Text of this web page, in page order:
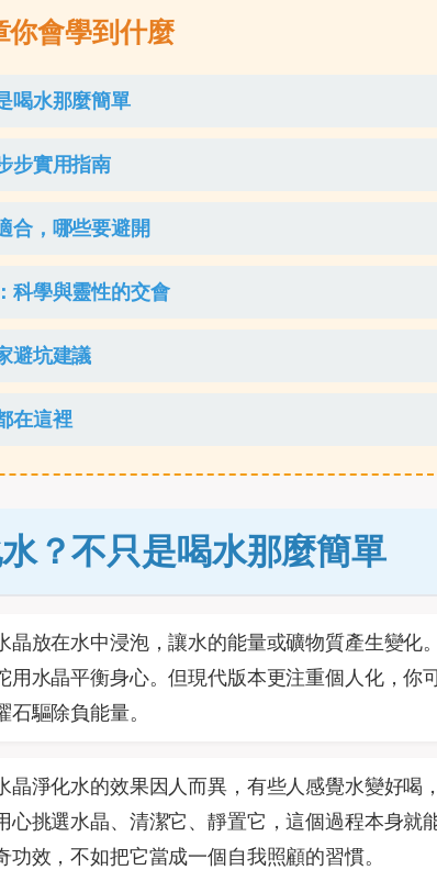
你會學到什麼
喝水那麼簡單
步實用指南
合，哪些要避開
科學與靈性的交會
避坑建議
在這裡
？不只是喝水那麼簡單
晶放在水中浸泡，讓水的能量或礦物質產生變化
用水晶平衡身心。但現代版本更注重個人化，你
驅除負能量。
晶淨化水的效果因人而異，有些人感覺水變好喝
挑選水晶、清潔它、靜置它，這個過程本身就
效，不如把它當成一個自我照顧的習慣。